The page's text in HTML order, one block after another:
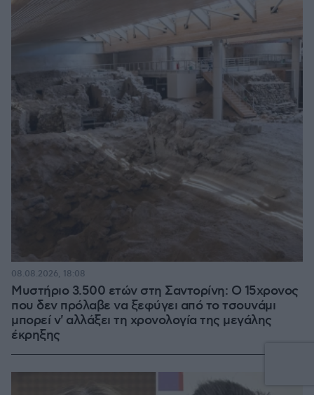
Μυστήριο 3.500 ετών στη Σαντορίνη: Ο 15χρονος
που δεν πρόλαβε να ξεφύγει από το τσουνάμι
μπορεί ν' αλλάξει τη χρονολογία της μεγάλης
έκρηξης
08.08.2026, 18:08